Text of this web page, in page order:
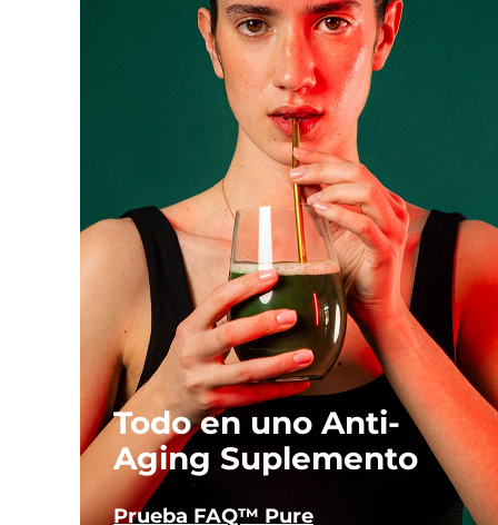
Todo en uno Anti-
Aging Suplemento
Prueba FAQ™ Pure